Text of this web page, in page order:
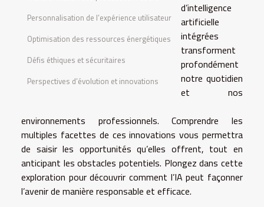
Personnalisation de l’expérience utilisateur
Optimisation des ressources énergétiques
Défis éthiques et sécuritaires
Perspectives d’évolution et innovations
d’intelligence
artificielle
intégrées
transforment
profondément
notre quotidien
et nos
environnements professionnels. Comprendre les
multiples facettes de ces innovations vous permettra
de saisir les opportunités qu’elles offrent, tout en
anticipant les obstacles potentiels. Plongez dans cette
exploration pour découvrir comment l’IA peut façonner
l’avenir de manière responsable et efficace.